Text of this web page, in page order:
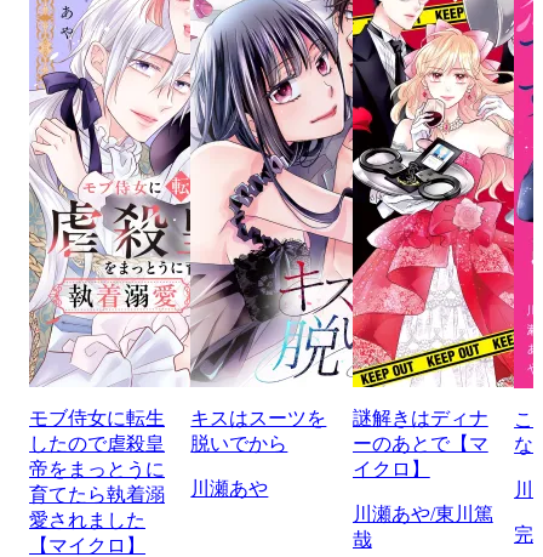
モブ侍女に転生
したので虐殺皇
帝をまっとうに
育てたら執着溺
愛されました
【マイクロ】
キスはスーツを
脱いでから
川瀬あや
謎解きはディナ
ーのあとで【マ
イクロ】
川瀬あや/東川篤
哉
こ
な
川
完